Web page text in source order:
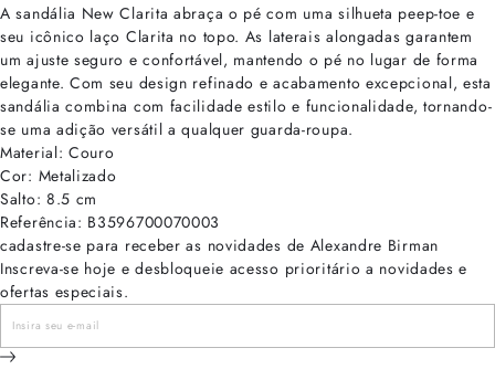
A sandália New Clarita abraça o pé com uma silhueta peep-toe e
seu icônico laço Clarita no topo. As laterais alongadas garantem
um ajuste seguro e confortável, mantendo o pé no lugar de forma
elegante. Com seu design refinado e acabamento excepcional, esta
sandália combina com facilidade estilo e funcionalidade, tornando-
se uma adição versátil a qualquer guarda-roupa.
Material: Couro
Cor: Metalizado
Salto: 8.5 cm
Referência: B3596700070003
cadastre-se para receber as novidades de Alexandre Birman
Inscreva-se hoje e desbloqueie acesso prioritário a novidades e
ofertas especiais.